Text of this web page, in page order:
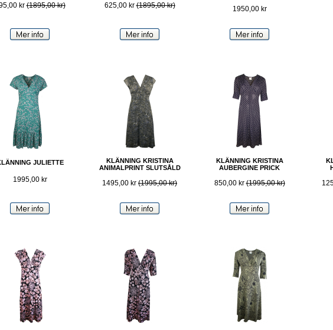
kr (1895,00 kr) 625,00 kr (1895,00 kr) 1950,00 kr
JULIETTE
1995,00 kr
KLÄNNING KRISTINA
ANIMALPRINT SLUTSÅLD
1495,00 kr (1995,00 kr)
KLÄNNING KRISTINA
AUBERGINE PRICK
850,00 kr (1995,00 kr)